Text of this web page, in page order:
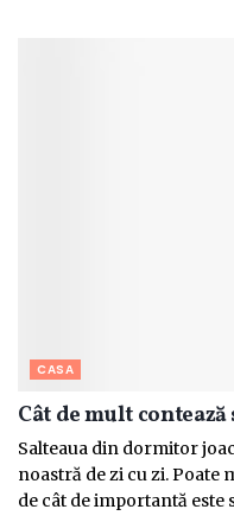
CASA
Cât de mult
Salteaua din dormitor
noastră de zi cu zi. Poate
de cât de importantă este